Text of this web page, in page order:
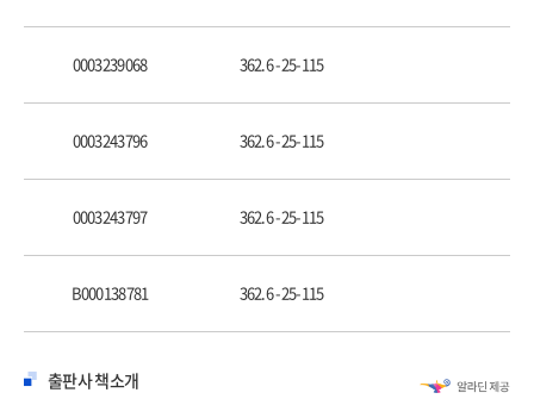
기술과 가까워진 노인의 삶
현장 인터뷰 - “마음의 문을 여는 열쇠”
▶ 세 번째 이야기: 초고령사회를 위한 준비, 사람을 위한 기술
로봇과 함께 흐르는 시간, 돌봄의 새로운 지평
가족, 복지 현장의 돌봄 로봇 활용법
전문가 인터뷰 - “노인 우울, 가볍게 봐선 안 됩니다”
0003239068 362.6 -25-115
0003243796 362.6 -25-115
0003243797 362.6 -25-115
B000138781 362.6 -25-115
출판사 책소개